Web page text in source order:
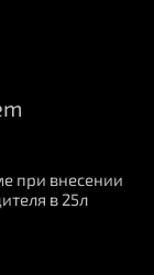
при внесении
в 25л